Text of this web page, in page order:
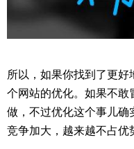
所以，如果你找到了更
个网站的优化。如果不敢
做，不过优化这个事儿确
竞争加大，越来越不占优